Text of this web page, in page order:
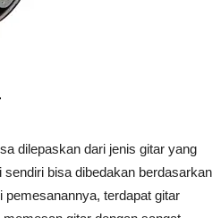
dilepaskan dari jenis gitar yang
bisa dibedakan berdasarkan
terdapat gitar